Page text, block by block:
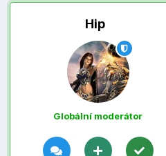
Hip
Globální moderátor